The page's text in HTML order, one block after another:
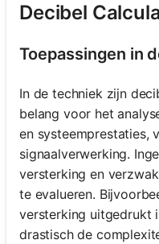
Decibel
Toepassingen in
In de techniek zijn
belang voor het
en systeemprestaties,
signaalverwerking.
versterking en
te evalueren.
versterking uitgedrukt
drastisch de